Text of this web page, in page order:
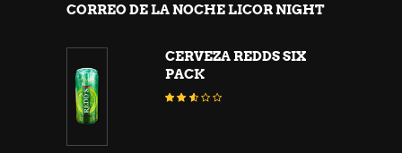
CORREO DE LA NOCHE LICOR NIGHT
CERVEZA REDDS SIX
PACK